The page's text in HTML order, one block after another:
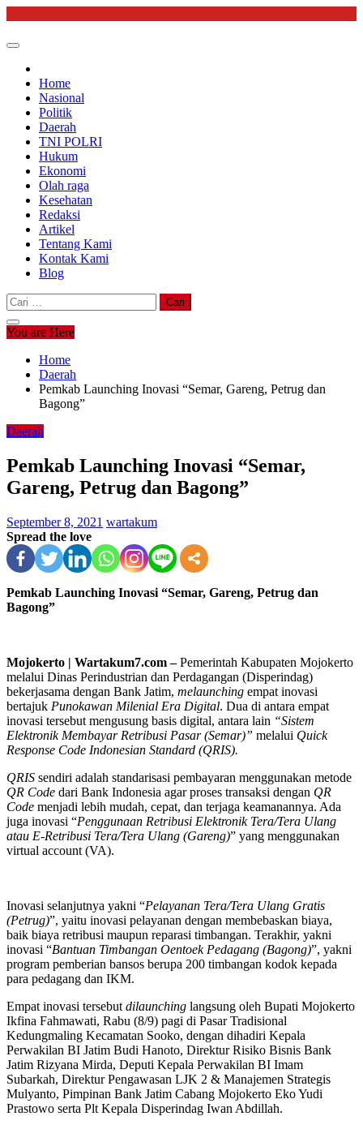
content
Home
Nasional
Politik
Daerah
TNI POLRI
Hukum
Ekonomi
Olah raga
Kesehatan
Redaksi
Artikel
Tentang Kami
Kontak Kami
Blog
Cari
untuk:
You are Here
Home
Daerah
Pemkab Launching Inovasi “Semar, Gareng, Petrug dan
Bagong”
Daerah
Pemkab Launching Inovasi “Semar,
Gareng, Petrug dan Bagong”
September 8, 2021 wartakum
Spread the love
Pemkab Launching Inovasi “Semar, Gareng, Petrug dan
Bagong”
Mojokerto | Wartakum7.com –Pemerintah Kabupaten Mojokerto
melalui Dinas Perindustrian dan Perdagangan (Disperindag)
bekerjasama dengan Bank Jatim, melaunching empat inovasi
bertajuk Punokawan Milenial Era Digital. Dua di antara empat
inovasi tersebut mengusung basis digital, antara lain “Sistem
Elektronik Membayar Retribusi Pasar (Semar)” melalui Quick
Response Code Indonesian Standard (QRIS).
QRIS sendiri adalah standarisasi pembayaran menggunakan metode
QR Code dari Bank Indonesia agar proses transaksi dengan QR
Code menjadi lebih mudah, cepat, dan terjaga keamanannya. Ada
juga inovasi “Penggunaan Retribusi Elektronik Tera/Tera Ulang
atau E-Retribusi Tera/Tera Ulang (Gareng)” yang menggunakan
virtual account (VA).
Inovasi selanjutnya yakni “Pelayanan Tera/Tera Ulang Gratis
(Petrug)”, yaitu inovasi pelayanan dengan membebaskan biaya,
baik biaya retribusi maupun reparasi timbangan. Terakhir, yakni
inovasi “Bantuan Timbangan Oentoek Pedagang (Bagong)”, yakni
program pemberian bansos berupa 200 timbangan kodok kepada
para pedagang dan IKM.
Empat inovasi tersebut dilaunching langsung oleh Bupati Mojokerto
Ikfina Fahmawati, Rabu (8/9) pagi di Pasar Tradisional
Kedungmaling Kecamatan Sooko, dengan dihadiri Kepala
Perwakilan BI Jatim Budi Hanoto, Direktur Risiko Bisnis Bank
Jatim Rizyana Mirda, Deputi Kepala Perwakilan BI Imam
Subarkah, Direktur Pengawasan LJK 2 & Manajemen Strategis
Mulyanto, Pimpinan Bank Jatim Cabang Mojokerto Eko Yudi
Prastowo serta Plt Kepala Disperindag Iwan Abdillah.